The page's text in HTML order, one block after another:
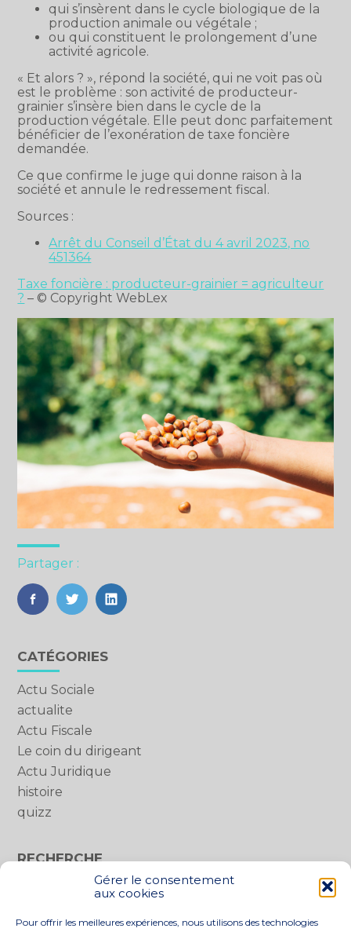
Gérer le consentement
aux cookies
Pour offrir les meilleures expériences, nous utilisons des technologies
qui s’insèrent dans le cycle biologique de la
production animale ou végétale ;
ou qui constituent le prolongement d’une
activité agricole.
« Et alors ? », répond la société, qui ne voit pas où
est le problème : son activité de producteur-
grainier s’insère bien dans le cycle de la
production végétale. Elle peut donc parfaitement
bénéficier de l’exonération de taxe foncière
demandée.
Ce que confirme le juge qui donne raison à la
société et annule le redressement fiscal.
Sources :
Arrêt du Conseil d’État du 4 avril 2023, no
451364
Taxe foncière : producteur-grainier = agriculteur
? – © Copyright WebLex
Partager :
FaceBook
TwitterLinkedIn
Blog
sidebar
CATÉGORIES
Actu Sociale
actualite
Actu Fiscale
Le coin du dirigeant
Actu Juridique
histoire
quizz
RECHERCHE
Rechercher :